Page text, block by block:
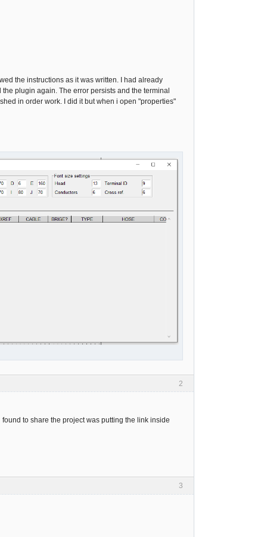
the instructions as it was written. I had already
plugin again. The error persists and the terminal
in order work. I did it but when i open "properties"
2
to share the project was putting the link inside
3